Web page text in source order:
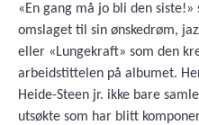
«En gang må jo bli den
omslaget til sin ønskedrøm,
eller «Lungekraft» som den
arbeidstittelen på albumet.
Heide-Steen jr. ikke bare
utsøkte som har blitt